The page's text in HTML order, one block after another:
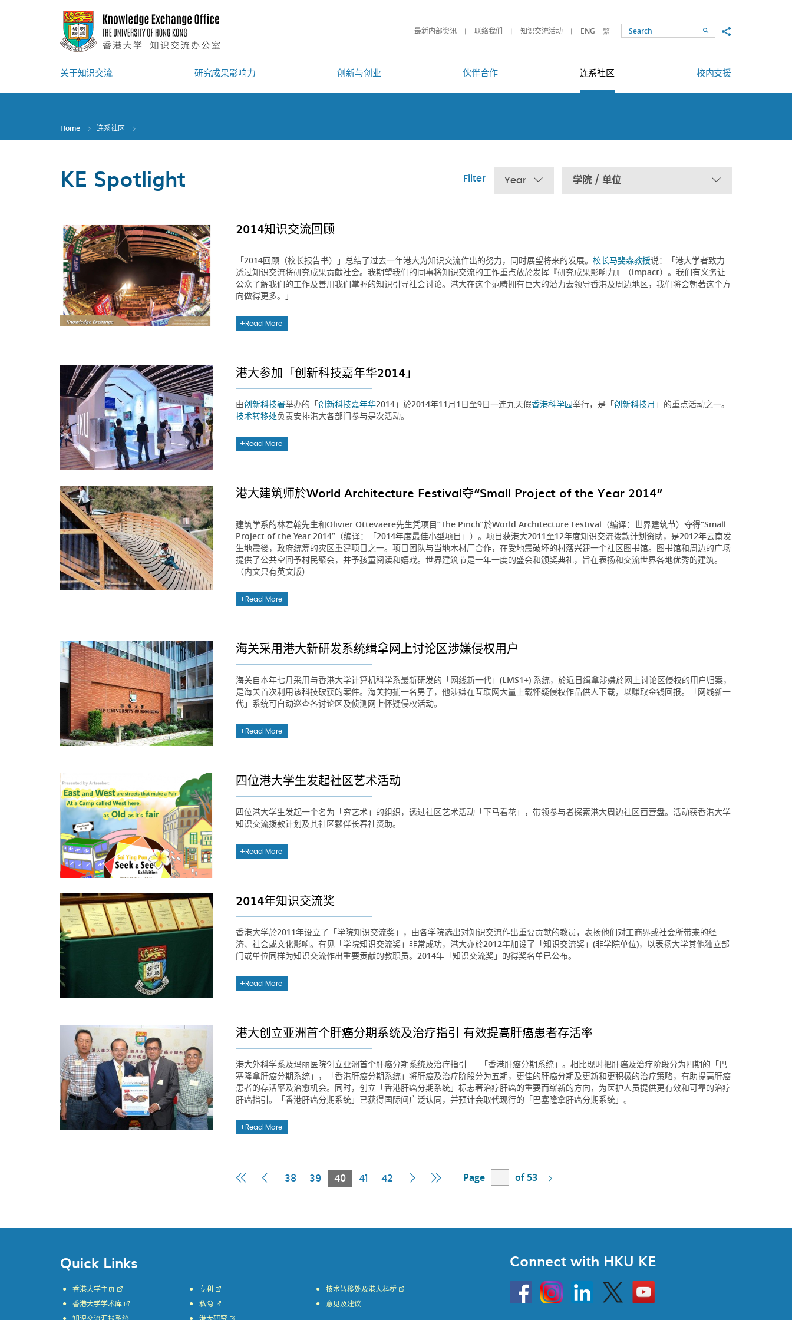
最新内部资讯 联络我们 知识交流活动 ENG 繁 SearchShare to
关于知识交流 研究成果影响力 创新与创业 伙伴合作 连系社区 校内支援
Home 连系社区
KE Spotlight Filter Year 学院 / 单位
2014知识交流回顾
「2014回顾（校长报告书）」总结了过去一年港大为知识交流作出的努力，同时展望将来的发展。 校长马斐森教授说：「港大学者致力
透过知识交流将研究成果贡献社会。我期望我们的同事将知识交流的工作重点放於发挥『研究成果影响力』（impact）。我们有义务让
公众了解我们的工作及善用我们掌握的知识引导社会讨论。港大在这个范畴拥有巨大的潜力去领导香港及周边地区，我们将会朝著这个方
向做得更多。」
Read More
港大参加「创新科技嘉年华2014」
由创新科技署举办的「创新科技嘉年华2014」於2014年11月1日至9日一连九天假香港科学园举行，是「创新科技月 」的重点活动之一。
技术转移处负责安排港大各部门参与是次活动。
Read More
港大建筑师於World Architecture Festival夺“Small Project of the Year 2014”
建筑学系的林君翰先生和Olivier Ottevaere先生凭项目“The Pinch”於World Architecture Festival（编译：世界建筑节）夺得“Small
Project of the Year 2014”（编译：「2014年度最佳小型项目」）。项目获港大2011至12年度知识交流拨款计划资助，是2012年云南发
生地震後，政府统筹的灾区重建项目之一。项目团队与当地木材厂合作，在受地震破坏的村落兴建一个社区图书馆。图书馆和周边的广场
提供了公共空间予村民聚会，并予孩童阅读和嬉戏。世界建筑节是一年一度的盛会和颁奖典礼，旨在表扬和交流世界各地优秀的建筑。
（内文只有英文版）
Read More
海关采用港大新研发系统缉拿网上讨论区涉嫌侵权用户
海关自本年七月采用与香港大学计算机科学系最新研发的「网线新一代」(LMS1+) 系统，於近日缉拿涉嫌於网上讨论区侵权的用户归案，
是海关首次利用该科技破获的案件。海关拘捕一名男子，他涉嫌在互联网大量上载怀疑侵权作品供人下载，以赚取金钱回报。「网线新一
代」系统可自动巡查各讨论区及侦测网上怀疑侵权活动。
Read More
四位港大学生发起社区艺术活动
四位港大学生发起一个名为「穷艺术」的组织，透过社区艺术活动「下马看花」，带领参与者探索港大周边社区西营盘。活动获香港大学
知识交流拨款计划及其社区夥伴长春社资助。
Read More
2014年知识交流奖
香港大学於2011年设立了「学院知识交流奖」，由各学院选出对知识交流作出重要贡献的教员，表扬他们对工商界或社会所带来的经
济、社会或文化影响。有见「学院知识交流奖」非常成功，港大亦於2012年加设了「知识交流奖」(非学院单位)，以表扬大学其他独立部
门或单位同样为知识交流作出重要贡献的教职员。2014年「知识交流奖」的得奖名单已公布。
Read More
港大创立亚洲首个肝癌分期系统及治疗指引 有效提高肝癌患者存活率
港大外科学系及玛丽医院创立亚洲首个肝癌分期系统及治疗指引 ― 「香港肝癌分期系统」。相比现时把肝癌及治疗阶段分为四期的「巴
塞隆拿肝癌分期系统」，「香港肝癌分期系统」将肝癌及治疗阶段分为五期，更佳的肝癌分期及更新和更积极的治疗策略，有助提高肝癌
患者的存活率及治愈机会。同时，创立「香港肝癌分期系统」标志著治疗肝癌的重要而崭新的方向，为医护人员提供更有效和可靠的治疗
肝癌指引。「香港肝癌分期系统」已获得国际间广泛认同，并预计会取代现行的「巴塞隆拿肝癌分期系统」。
Read More
First
Previous
38 39 40Current
41 42
Next Last
Page of 53
Quick Links
香港大学主页
香港大学学术库
专利
私隐
技术转移处及港大科桥
意见及建议
Connect with HKU KE
HKU
InstagramLinkedin Twitter
Go
to
HKU